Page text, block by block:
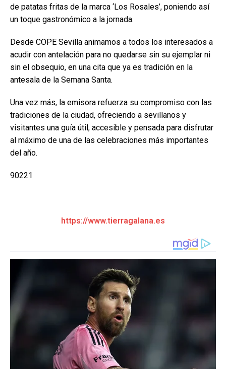
de patatas fritas de la marca ‘Los Rosales’, poniendo así
un toque gastronómico a la jornada.
Desde COPE Sevilla animamos a todos los interesados a
acudir con antelación para no quedarse sin su ejemplar ni
sin el obsequio, en una cita que ya es tradición en la
antesala de la Semana Santa.
Una vez más, la emisora refuerza su compromiso con las
tradiciones de la ciudad, ofreciendo a sevillanos y
visitantes una guía útil, accesible y pensada para disfrutar
al máximo de una de las celebraciones más importantes
del año.
90221
https://www.tierragalana.es